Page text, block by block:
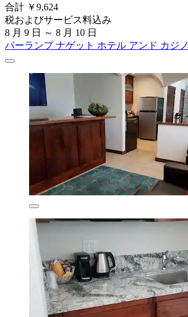
合計 ￥9,624
税およびサービス料込み
8 月 9 日 ～ 8 月 10 日
パーランプ ナゲット ホテル アンド カジノ